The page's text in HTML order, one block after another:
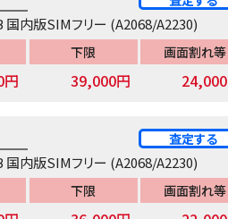
国内版SIMフリー (A2068/A2230)
下限
39,000円
画面割れ等
国内版SIMフリー (A2068/A2230)
査定する
下限 画面割れ等